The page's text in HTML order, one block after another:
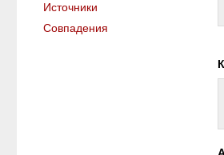
Источники
Совпадения